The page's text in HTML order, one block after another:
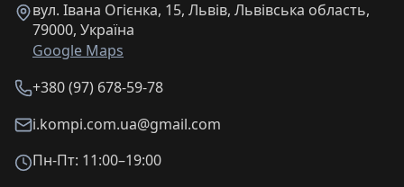
вул. Івана Огієнка, 15, Львів, Львівська область,
79000, Україна
Google Maps
+380 (97) 678-59-78
i.kompi.com.ua@gmail.com
Пн-Пт: 11:00–19:00